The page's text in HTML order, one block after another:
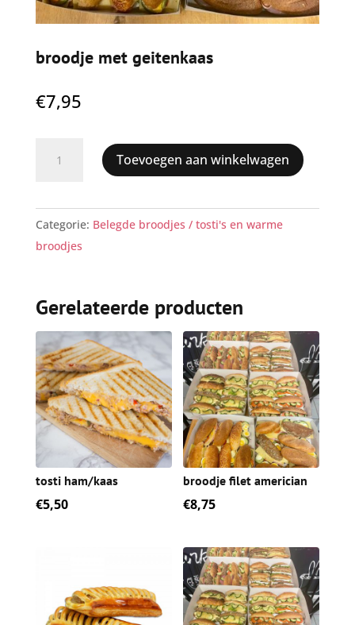
broodje met geitenkaas
€7,95
aantal
Toevoegen aan winkelwagen
Categorie: Belegde broodjes / tosti's en warme
broodjes
Gerelateerde producten
tosti ham/kaas
€5,50
broodje filet americian
€8,75